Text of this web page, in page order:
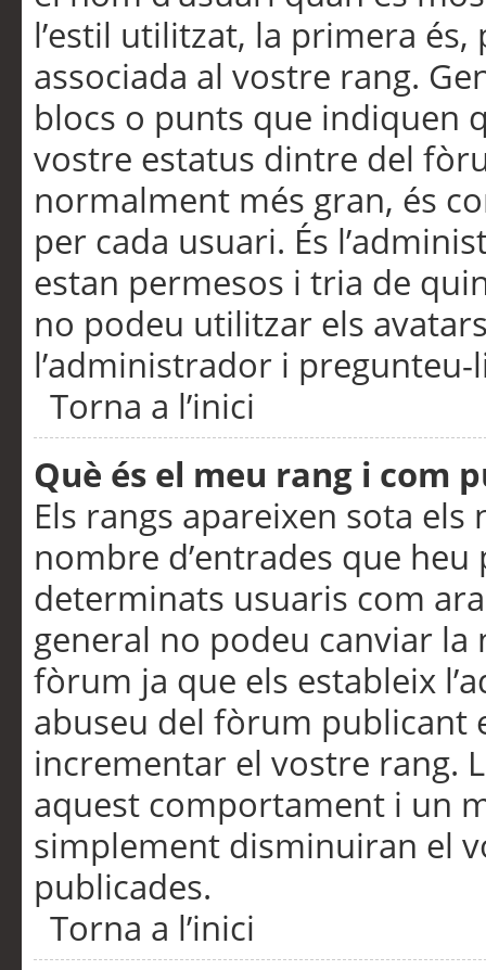
l’estil utilitzat, la primera
associada al vostre rang.
blocs o punts que indiquen
vostre estatus dintre del
normalment més gran, és
per cada usuari. És
estan permesos i tria de
no podeu utilitzar els
l’administrador i pregunteu-
Torna a l’inici
Què és el meu rang i com
Els rangs apareixen sota
nombre d’entrades que
determinats usuaris com
general no podeu canviar
fòrum ja que els estableix
abuseu del fòrum publicant
incrementar el vostre rang.
aquest comportament i un
simplement disminuiran el
publicades.
Torna a l’inici